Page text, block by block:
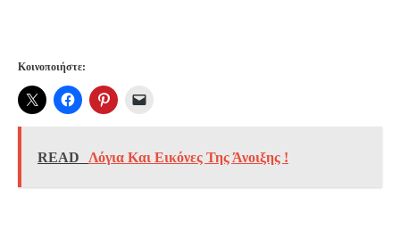
Κοινοποιήστε:
READ Λόγια Και Εικόνες Της Άνοιξης !